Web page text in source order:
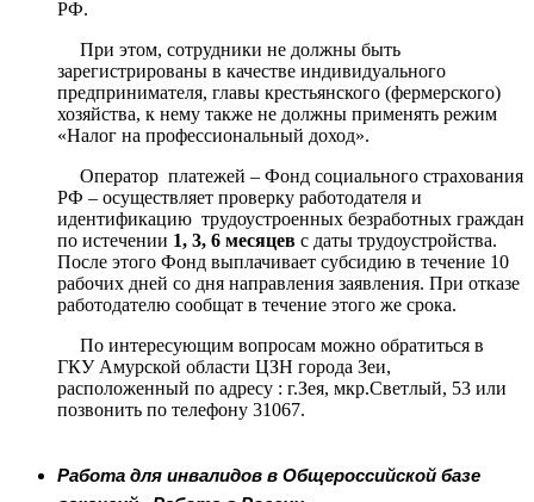
РФ.
При этом, сотрудники не должны быть
зарегистрированы в качестве индивидуального
предпринимателя, главы крестьянского (фермерского)
хозяйства, к нему также не должны применять режим
«Налог на профессиональный доход».
Оператор платежей – Фонд социального страхования
РФ – осуществляет проверку работодателя и
идентификацию трудоустроенных безработных граждан
по истечении 1, 3, 6 месяцев с даты трудоустройства.
После этого Фонд выплачивает субсидию в течение 10
рабочих дней со дня направления заявления. При отказе
работодателю сообщат в течение этого же срока.
По интересующим вопросам можно обратиться в
ГКУ Амурской области ЦЗН города Зеи,
расположенный по адресу : г.Зея, мкр.Светлый, 53 или
позвонить по телефону 31067.
Работа для инвалидов в Общероссийской базе